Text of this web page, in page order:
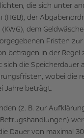
die sich unter
(HGB), der
dem
Fristen
betragen in der Regel
die Speicherdauer
wobei die
Jahre beträgt.
(z. B. zur
Dauer von maximal